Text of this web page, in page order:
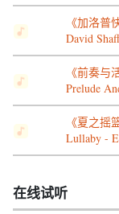
《加洛普
David
《前奏与
Prelude
《夏之摇
Lullaby -
在线试听